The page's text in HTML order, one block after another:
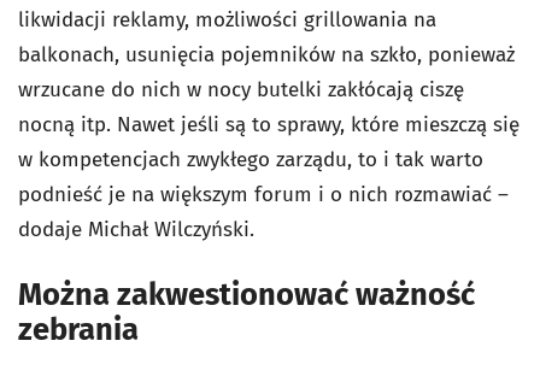
likwidacji reklamy, możliwości grillowania na
balkonach, usunięcia pojemników na szkło, ponieważ
wrzucane do nich w nocy butelki zakłócają ciszę
nocną itp. Nawet jeśli są to sprawy, które mieszczą się
w kompetencjach zwykłego zarządu, to i tak warto
podnieść je na większym forum i o nich rozmawiać –
dodaje Michał Wilczyński.
Można zakwestionować ważność
zebrania